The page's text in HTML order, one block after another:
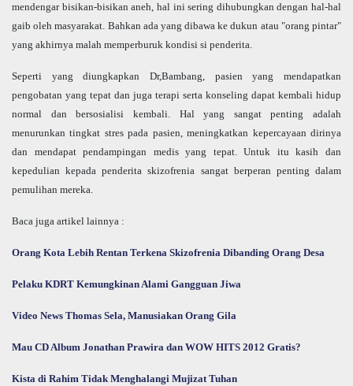
mendengar bisikan-bisikan aneh, hal ini sering dihubungkan dengan hal-hal
gaib oleh masyarakat. Bahkan ada yang dibawa ke dukun atau "orang pintar"
yang akhirnya malah memperburuk kondisi si penderita.
Seperti yang diungkapkan Dr,Bambang, pasien yang mendapatkan
pengobatan yang tepat dan juga terapi serta konseling dapat kembali hidup
normal dan bersosialisi kembali. Hal yang sangat penting adalah
menurunkan tingkat stres pada pasien, meningkatkan kepercayaan dirinya
dan mendapat pendampingan medis yang tepat. Untuk itu kasih dan
kepedulian kepada penderita skizofrenia sangat berperan penting dalam
pemulihan mereka.
Baca juga artikel lainnya :
Orang Kota Lebih Rentan Terkena Skizofrenia Dibanding Orang Desa
Pelaku KDRT Kemungkinan Alami Gangguan Jiwa
Video News Thomas Sela, Manusiakan Orang Gila
Mau CD Album Jonathan Prawira dan WOW HITS 2012 Gratis?
Kista di Rahim Tidak Menghalangi Mujizat Tuhan